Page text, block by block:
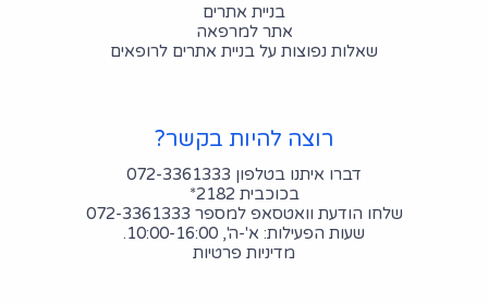
בניית אתרים
אתר למרפאה
שאלות נפוצות על בניית אתרים לרופאים
רוצה להיות בקשר?
דברו איתנו בטלפון 072-3361333
בכוכבית 2182*
שלחו הודעת וואטסאפ למספר 072-3361333
שעות הפעילות: א'-ה', 10:00-16:00.
מדיניות פרטיות